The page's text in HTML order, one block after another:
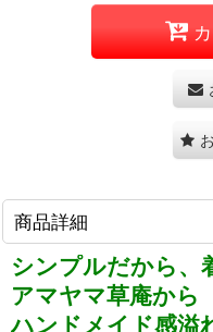
商品詳細
シンプルだから、
アマヤマ草庵から
ハンドメイド感溢